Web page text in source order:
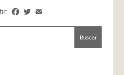
Facebook
Twitter
Buscar